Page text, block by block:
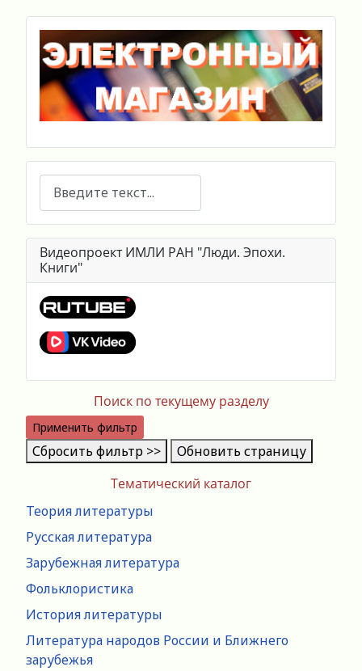
Тематический каталог
Теория литературы
Русская литература
Зарубежная литература
Фольклористика
История литературы
Литература народов России и Ближнего
зарубежья
Поиск
Видеопроект ИМЛИ РАН "Люди. Эпохи.
Книги"
Поиск по текущему разделу
Применить фильтр
Сбросить фильтр >> Обновить страницу